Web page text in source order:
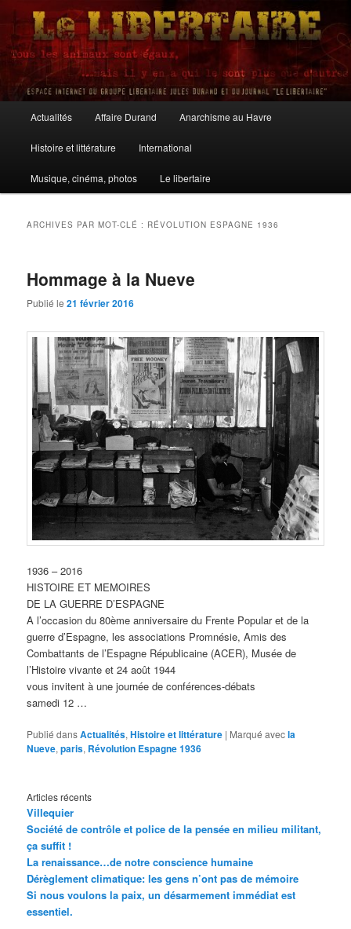
Aller
contenu
principal
Aller
contenu
secondaire
Le Libertaire
principal
Actualités Affaire Durand Anarchisme au Havre
Histoire et littérature International
Musique, cinéma, photos Le libertaire
ARCHIVES PAR MOT-CLÉ : RÉVOLUTION ESPAGNE 1936
Hommage à la Nueve
Publié le21 février 2016
1936 – 2016
HISTOIRE ET MEMOIRES
DE LA GUERRE D’ESPAGNE
A l’occasion du 80ème anniversaire du Frente Popular et de la
guerre d’Espagne, les associations Promnésie, Amis des
Combattants de l’Espagne Républicaine (ACER), Musée de
l’Histoire vivante et 24 août 1944
vous invitent à une journée de conférences-débats
samedi 12 …
Publié dansActualités,Histoire et littérature | Marqué avecla
Nueve,paris, Révolution Espagne 1936
Articles récents
Villequier
Société de contrôle et police de la pensée en milieu militant,
ça suffit !
La renaissance…de notre conscience humaine
Dérèglement climatique: les gens n’ont pas de mémoire
Si nous voulons la paix, un désarmement immédiat est
essentiel.